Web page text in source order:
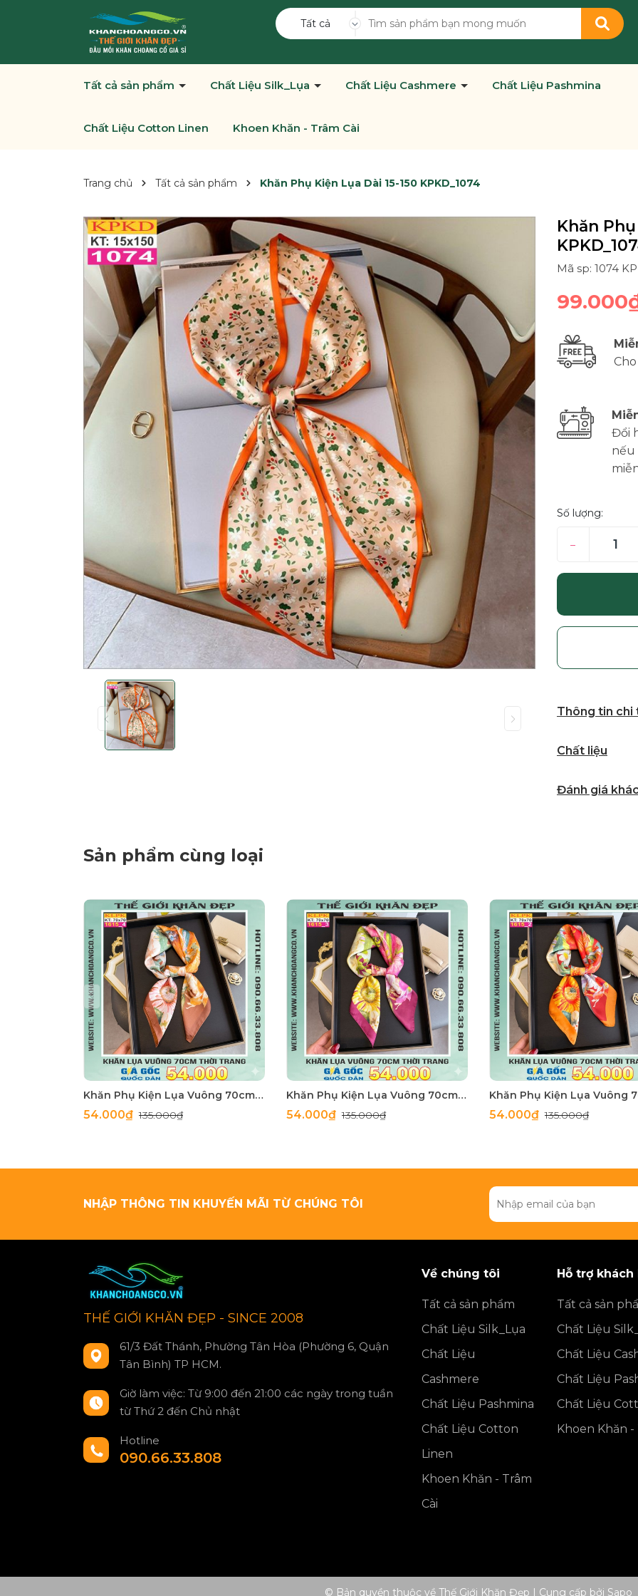
Tất cả
Tất cả sản phẩm Chất Liệu Silk_Lụa Chất Liệu Cashmere Chất Liệu Pashmina
Chất Liệu Cotton Linen Khoen Khăn - Trâm Cài
Trang chủ Tất cả sản phẩm Khăn Phụ Kiện Lụa Dài 15-150 KPKD_1074
Khăn Phụ
Mã sp: 1074
Đổi
nếu
Số lượng:
–
Thông tin chi
Chất liệu
Đánh giá
Sản phẩm cùng loại
Khăn Phụ Kiện Lụa Vuông 70cm - Thế Giới Khăn Đẹp C1062_4
54.000₫135.000₫
Khăn Phụ Kiện Lụa Vuông 70cm - Thế Giới Khăn Đẹp C1062_3
54.000₫135.000₫ 54.000₫135.000₫
NHẬP THÔNG TIN KHUYẾN MÃI TỪ CHÚNG TÔI
THẾ GIỚI KHĂN ĐẸP - SINCE 2008
61/3 Đất Thánh, Phường Tân Hòa (Phường 6, Quận
Tân Bình) TP HCM.
Giờ làm việc: Từ 9:00 đến 21:00 các ngày trong tuần
từ Thứ 2 đến Chủ nhật
Hotline
090.66.33.808
Về chúng tôi
Tất cả sản phẩm
Chất Liệu Silk_Lụa
Chất Liệu
Cashmere
Chất Liệu Pashmina
Chất Liệu Cotton
Linen
Khoen Khăn - Trâm
Cài
Hỗ trợ khách
Tất cả sản
Chất Liệu
Chất Liệu
Chất Liệu
Chất Liệu
Khoen Khăn -
© Bản quyền thuộc về Thế Giới Khăn Đẹp | Cung cấp bởi Sapo